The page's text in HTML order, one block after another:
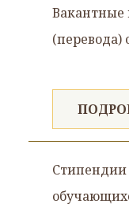
Вакантные
(перевода)